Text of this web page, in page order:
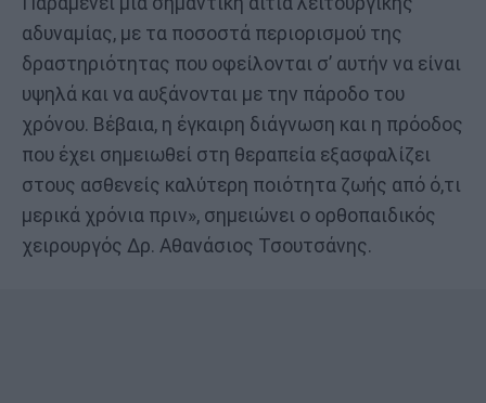
αδυναμίας, με τα ποσοστά περιορισμού της
δραστηριότητας που οφείλονται σ’ αυτήν να είναι
υψηλά και να αυξάνονται με την πάροδο του
χρόνου. Βέβαια, η έγκαιρη διάγνωση και η πρόοδος
που έχει σημειωθεί στη θεραπεία εξασφαλίζει
στους ασθενείς καλύτερη ποιότητα ζωής από ό,τι
μερικά χρόνια πριν», σημειώνει ο ορθοπαιδικός
χειρουργός Δρ. Αθανάσιος Τσουτσάνης.